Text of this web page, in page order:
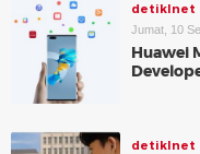
detikInet
Jumat, 10
Huawei
detikInet